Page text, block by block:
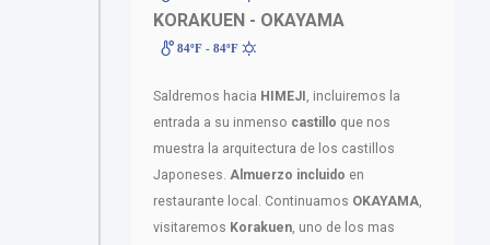
KORAKUEN - OKAYAMA
84ºF - 84ºF
Saldremos hacia HIMEJI , incluiremos la
entrada a su inmenso castillo que nos
muestra la arquitectura de los castillos
Japoneses. Almuerzo incluido en
restaurante local. Continuamos OKAYAMA,
visitaremos Korakuen, uno de los mas